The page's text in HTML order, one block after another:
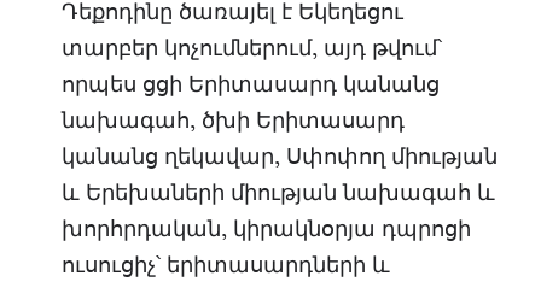
Դեքոդինը ծառայել է Եկեղեցու
տարբեր կոչումներում, այդ թվում՝
որպես ցցի Երիտասարդ կանանց
նախագահ, ծխի Երիտասարդ
կանանց ղեկավար, Սփոփող միության
և Երեխաների միության նախագահ և
խորհրդական, կիրակնօրյա դպրոցի
ուսուցիչ՝ երիտասարդների և